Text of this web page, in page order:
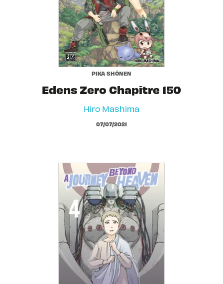
PIKA SHÔNEN
Edens Zero Chapitre 150
Hiro Mashima
07/07/2021